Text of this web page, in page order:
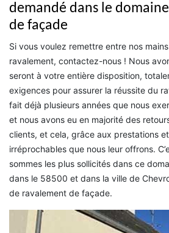
demandé dans le
de façade
Si vous voulez remettre entre nos
ravalement, contactez-nous ! Nous
seront à votre entière disposition,
exigences pour assurer la réussite du
fait déjà plusieurs années que nous
et nous avons eu en majorité des
clients, et cela, grâce aux prestations
irréprochables que nous leur offrons.
sommes les plus sollicités dans ce
dans le 58500 et dans la ville de
de ravalement de façade.